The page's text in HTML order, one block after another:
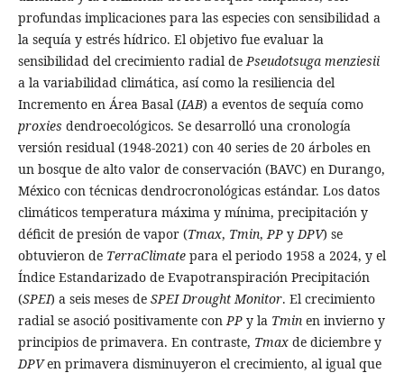
profundas implicaciones para las especies con sensibilidad a
la sequía y estrés hídrico. El objetivo fue evaluar la
sensibilidad del crecimiento radial dePseudotsuga menziesii
a la variabilidad climática, así como la resiliencia del
Incremento en Área Basal (IAB) a eventos de sequía como
proxies dendroecológicos. Se desarrolló una cronología
versión residual (1948-2021) con 40 series de 20 árboles en
un bosque de alto valor de conservación (BAVC) en Durango,
México con técnicas dendrocronológicas estándar. Los datos
climáticos temperatura máxima y mínima, precipitación y
déficit de presión de vapor (Tmax, Tmin,PPyDPV) se
obtuvieron de TerraClimatepara el periodo 1958 a 2024, y el
Índice Estandarizado de Evapotranspiración Precipitación
(SPEI) a seis meses de SPEI Drought Monitor. El crecimiento
radial se asoció positivamente conPPy la Tminen invierno y
principios de primavera. En contraste, Tmaxde diciembre y
DPVen primavera disminuyeron el crecimiento, al igual que